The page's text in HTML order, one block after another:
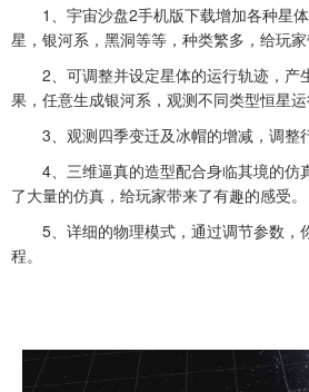
1、宇宙沙盘2手机版下载增加各种星体
星，银河系，黑洞等等，种类繁多，给玩家
2、可调整并设定星体的运行轨迹，产
果，任意生成银河系，观测不同类型恒星运
3、观测四季变迁及冰帽的增减，调整
4、三维逼真的造型配合身临其境的仿
了大量的仿真，给玩家带来了有趣的感受。
5、详细的物理模式，通过调节参数，
程。